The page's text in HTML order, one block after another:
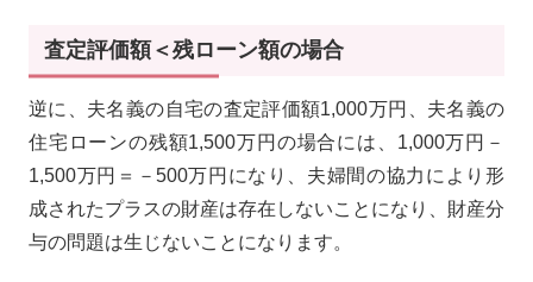
査定評価額＜残ローン額の場合
逆に、夫名義の自宅の査定評価額1,000万円、夫名義の
住宅ローンの残額1,500万円の場合には、1,000万円－
1,500万円＝－500万円になり、夫婦間の協力により形
成されたプラスの財産は存在しないことになり、財産分
与の問題は生じないことになります。